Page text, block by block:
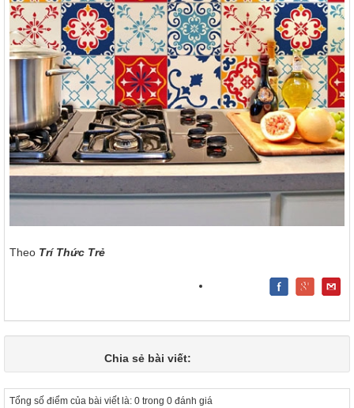
Theo Trí Thức Trẻ
Chia sẻ bài viết:
Tổng số điểm của bài viết là: 0 trong 0 đánh giá